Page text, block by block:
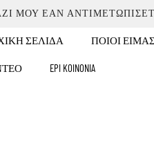
ΜΟΥ ΕΆΝ
ΣΕΛΊΔΑ ΠΟΙΟΙ
EPI KOINONIA